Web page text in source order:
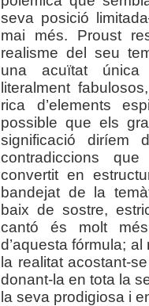
seva posició
mai més. Proust
realisme del seu
una acuïtat
literalment
rica d’elements
possible que els
significació diríem
contradiccions
convertit en
bandejat de la
baix de sostre,
cantó és molt
d’aquesta fórmula;
la realitat acostant-
donant-la en tota la
la seva prodigiosa i